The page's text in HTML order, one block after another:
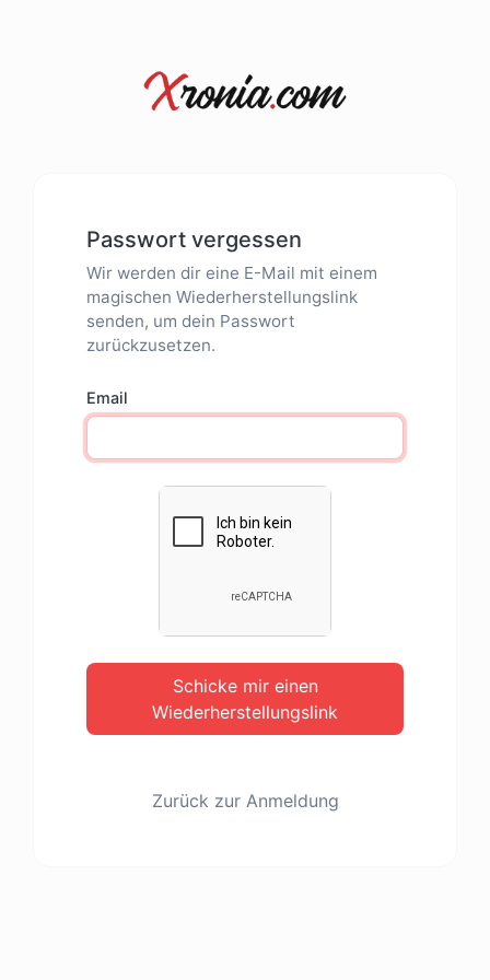
Passwort vergessen
Wir werden dir eine E-Mail mit einem
magischen Wiederherstellungslink
senden, um dein Passwort
zurückzusetzen.
Email
Schicke mir einen
Wiederherstellungslink
Zurück zur Anmeldung